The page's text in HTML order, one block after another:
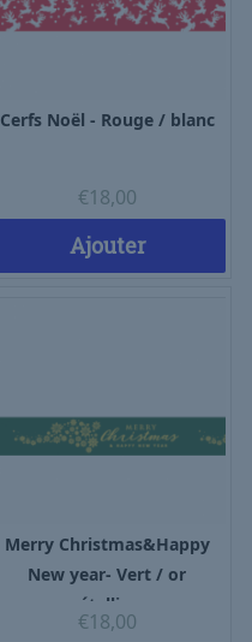
Cerfs Noël - Rouge / blanc
€18,00
Ajouter
Merry Christmas&Happy
New year- Vert / or
métallique
€18,00